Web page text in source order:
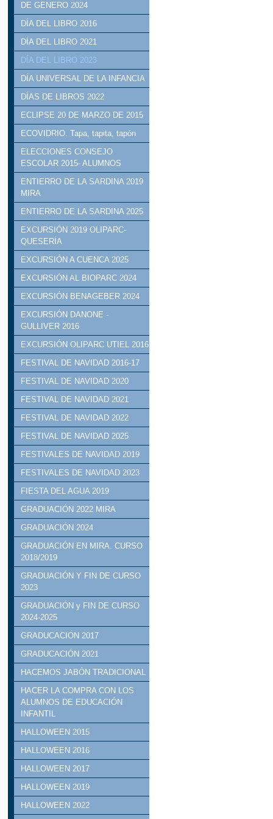
DE GENERO 2024
DÍA DEL LIBRO 2016
DÍA DEL LIBRO 2021
DÍA DEL LIBRO 2023
DÍA UNIVERSAL DE LA INFANCIA
DÍAS DE LIBROS 2022
ECLIPSE 20 DE MARZO DE 2015
ECOVIDRIO. Tapa, tapita, tapón
ELECCIONES CONSEJO
ESCOLAR 2015- ALUMNOS
ENTIERRO DE LA SARDINA 2019
MIRA
ENTIERRO DE LA SARDINA 2025
EXCURSIÓN 2019 OLIPARC-
QUESERÍA
EXCURSIÓN A CUENCA 2025
EXCURSIÓN AL BIOPARC 2024
EXCURSIÓN BENAGEBER 2024
EXCURSIÓN DANONE -
GULLIVER 2016
EXCURSIÓN OLIPARC UTIEL 2016
FESTIVAL DE NAVIDAD 2016-17
FESTIVAL DE NAVIDAD 2020
FESTIVAL DE NAVIDAD 2021
FESTIVAL DE NAVIDAD 2022
FESTIVAL DE NAVIDAD 2025
FESTIVALES DE NAVIDAD 2019
FESTIVALES DE NAVIDAD 2023
FIESTA DEL AGUA 2019
GRADUACIÓN 2022 MIRA
GRADUACIÓN 2024
GRADUACIÓN EN MIRA. CURSO
2018/2019
GRADUACIÓN Y FIN DE CURSO
2023
GRADUACIÓN y FIN DE CURSO
2024-2025
GRADUCACIÓN 2017
GRADUCACIÓN 2021
HACEMOS JABÓN TRADICIONAL
HACER LA COMPRA CON LOS
ALUMNOS DE EDUCACIÓN
INFANTIL
HALLOWEEN 2015
HALLOWEEN 2016
HALLOWEEN 2017
HALLOWEEN 2019
HALLOWEEN 2022